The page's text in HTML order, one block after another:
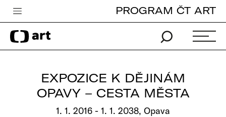
Česká televize
Zpravodajství
iVysílání
PROGRAM ČT ART
EXPOZICE K DĚJINÁM
OPAVY – CESTA MĚSTA
1. 1. 2016 - 1. 1. 2038, Opava